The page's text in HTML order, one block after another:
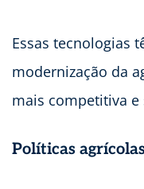
Essas tecnologias
modernização da
mais competitiva e
Políticas